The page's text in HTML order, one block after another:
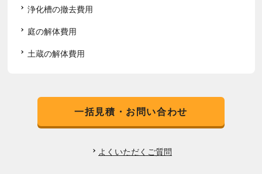
浄化槽の撤去費用
庭の解体費用
土蔵の解体費用
一括見積・お問い合わせ
よくいただくご質問